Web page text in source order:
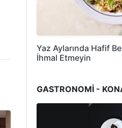
Yaz Aylarında Hafif
İhmal Etmeyin
GASTRONOMİ -